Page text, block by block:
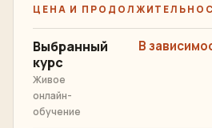
ЦЕНА И
Выбранный
курс
Живое
онлайн-
обучение
В